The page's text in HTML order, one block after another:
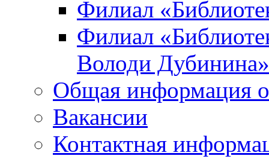
Филиал
Филиал
Володи Дубинина»
Общая информация
Вакансии
Контактная